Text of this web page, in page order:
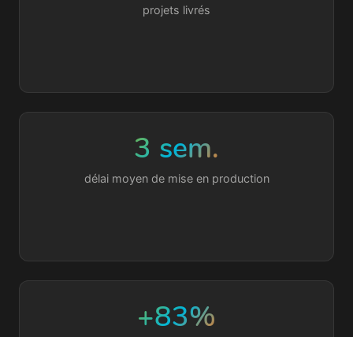
projets livrés
3 sem.
délai moyen de mise en production
+83%